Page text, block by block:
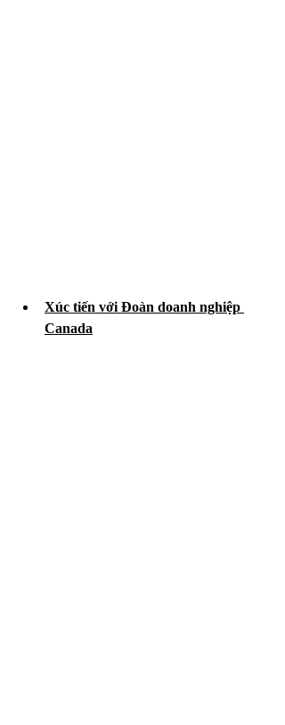
Xúc tiến với Đoàn doanh nghiệp
Canada